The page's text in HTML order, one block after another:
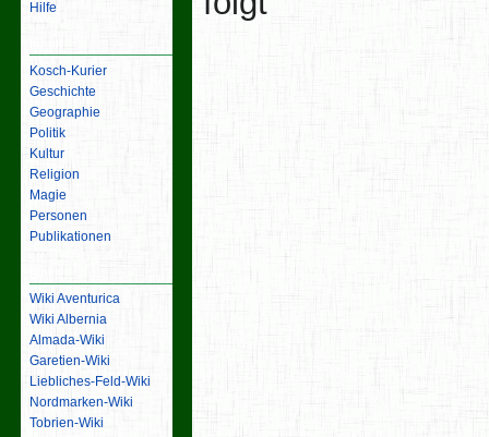
Hilfe
Kosch-Kurier
Geschichte
Geographie
Politik
Kultur
Religion
Magie
Personen
Publikationen
Wiki Aventurica
Wiki Albernia
Almada-Wiki
Garetien-Wiki
Liebliches-Feld-Wiki
Nordmarken-Wiki
Tobrien-Wiki